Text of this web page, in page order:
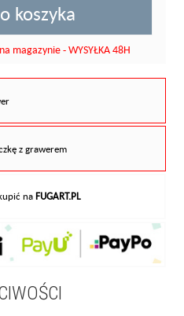
koszyka
magazynie - WYSYŁKA 48H
z grawerem
naFUGART.PL